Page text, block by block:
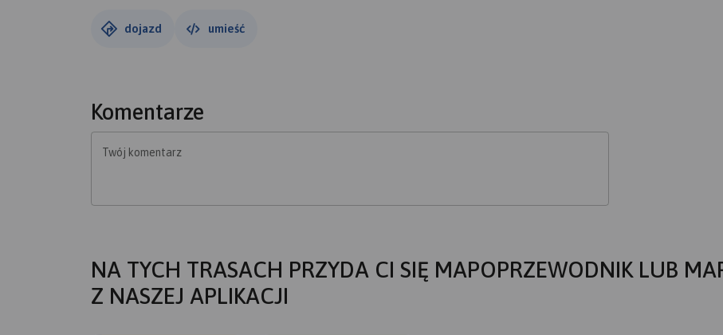
dojazd umieść
Komentarze
Twój komentarz
NA TYCH TRASACH PRZYDA CI SIĘ MAPOPRZEWODNIK LUB
Z NASZEJ APLIKACJI